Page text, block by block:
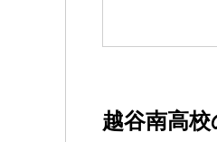
越谷南高